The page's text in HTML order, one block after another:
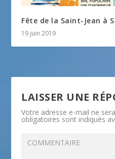
Fête de la Saint-Jean à
19 juin 2019
LAISSER UNE
Votre adresse e-mail ne
obligatoires sont indiqués